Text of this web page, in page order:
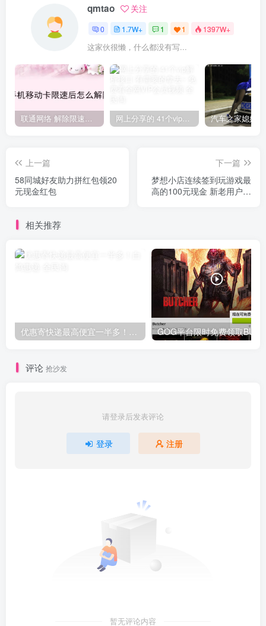
qmtao 关注
0 1.7W+ 1 1 1397W+
这家伙很懒，什么都没有写...
联通网络 解除限速方法参考！畅享、畅玩、老白干等及其它地区自测了 网上分享的 41个vip解析接口 有需要的拿去~ 免费看全网VIP会员视频
上一篇
58同城好友助力拼红包领20
元现金红包
下一篇
梦想小店连续签到玩游戏最
高的100元现金 新老用户都
相关推荐
优惠寄快递最高便宜一半多！白鸽惠递
评论 抢沙发
请登录后发表评论
登录 注册
暂无评论内容